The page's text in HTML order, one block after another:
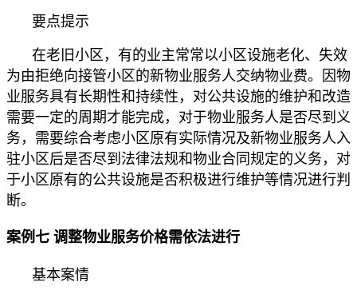
要点提示
在老旧小区，有的业主常常以小区设施老化、失效
为由拒绝向接管小区的新物业服务人交纳物业费。因物
业服务具有长期性和持续性，对公共设施的维护和改造
需要一定的周期才能完成，对于物业服务人是否尽到义
务，需要综合考虑小区原有实际情况及新物业服务人入
驻小区后是否尽到法律法规和物业合同规定的义务，对
于小区原有的公共设施是否积极进行维护等情况进行判
断。
案例七 调整物业服务价格需依法进行
基本案情